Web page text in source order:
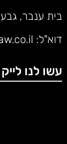
בית ענבר,
דוא"ל:
עשו לנו לייק